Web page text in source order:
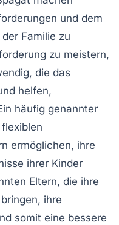
und dem
Familie zu
zu meistern,
die das
helfen,
häufig genannter
flexiblen
ermöglichen, ihre
ihrer Kinder
Eltern, die ihre
ihre
somit eine bessere